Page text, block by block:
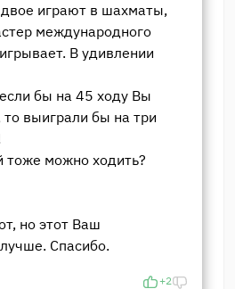
играют в шахматы,
международного
В удивлении
бы на 45 ходу Вы
выиграли бы на три
тоже можно ходить?
но этот Ваш
Спасибо.
+2